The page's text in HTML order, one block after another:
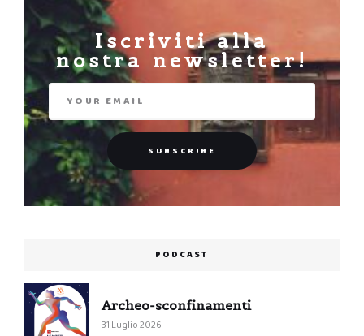
Iscriviti alla
nostra newsletter!
PODCAST
Archeo-sconfinamenti
31 Luglio 2026